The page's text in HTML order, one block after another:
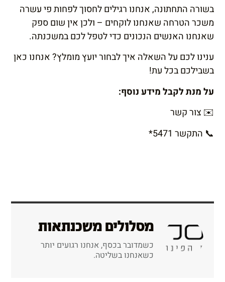
בשורה התחתונה, אנחנו רגילים לחסוך לפחות פי עשרה
משכר הטרחה שאנחנו לוקחים – ולכן אין שום ספק
שאנחנו האנשים הנכונים כדי לטפל לכם במשכנתה.
ענינו לכם על השאלה איך לבחור יועץ מומלץ? אנחנו כאן
בשבילכם בכל עת!
על מנת לקבל מידע נוסף:
צור קשר ✉️
*5471
📞
מסלולים משכנתאות
כשמדובר בכסף, אנחנו רגועים יותר
כשאנחנו בשליטה.